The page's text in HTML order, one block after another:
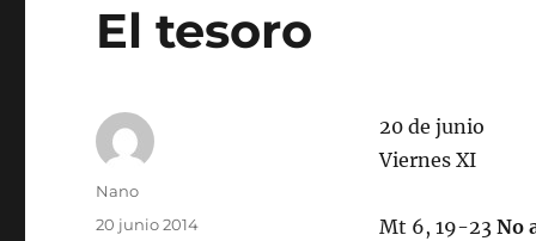
El tesoro
20 de junio
Viernes XI
Mt 6, 19-23 No
Autor
Nano
Publicado
20 junio 2014